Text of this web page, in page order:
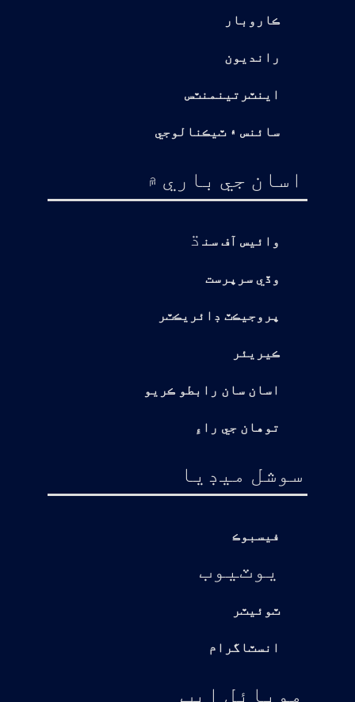
ڪاروبار
رانديون
اينٽرتينمنٽس
سائنس ۽ ٽيڪنالوجي
اسان جي باري ۾
وائيس آف سن ڌ
وڏي سرپرست
پروجيڪٽ ڊائريڪٽر
ڪيريئر
اسان سان رابطو ڪريو
توهان جي راءِ
سوشل ميڊيا
فيسبوڪ
يوٽيوب
ٽوئيٽر
انسٽاگرام
موبائل ايپ